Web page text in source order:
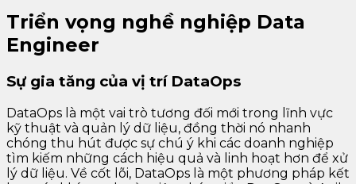
Triển vọng nghề nghiệp Data
Engineer
Sự gia tăng của vị trí DataOps
DataOps là một vai trò tương đối mới trong lĩnh vực
kỹ thuật và quản lý dữ liệu, đồng thời nó nhanh
chóng thu hút được sự chú ý khi các doanh nghiệp
tìm kiếm những cách hiệu quả và linh hoạt hơn để xử
lý dữ liệu. Về cốt lõi, DataOps là một phương pháp kết